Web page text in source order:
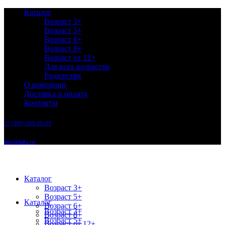
Каталог
Возраст 3+
Возраст 5+
Возраст 6+
Возраст 8+
Возраст от 12+
Для всех возрастов
Родителям
О компании
Доставка и оплата
Контакты
+7 (999) 999-99-99
info@info.ru
Каталог
Возраст 3+
Возраст 5+
Возраст 6+
Возраст 8+
Каталог
Возраст 3+
Возраст 5+